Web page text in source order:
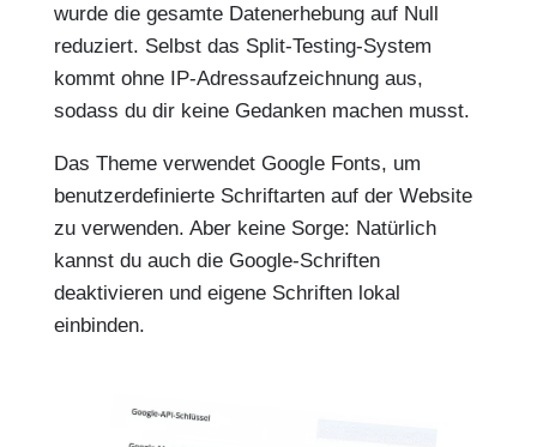
wurde die gesamte Datenerhebung auf Null
reduziert. Selbst das Split-Testing-System
kommt ohne IP-Adressaufzeichnung aus,
sodass du dir keine Gedanken machen musst.
Das Theme verwendet Google Fonts, um
benutzerdefinierte Schriftarten auf der Website
zu verwenden. Aber keine Sorge: Natürlich
kannst du auch die Google-Schriften
deaktivieren und eigene Schriften lokal
einbinden.